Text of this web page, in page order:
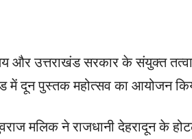
और उत्तराखंड सरकार के संयुक्त
दून पुस्तक महोत्सव का आयोजन
मलिक ने राजधानी देहरादून के